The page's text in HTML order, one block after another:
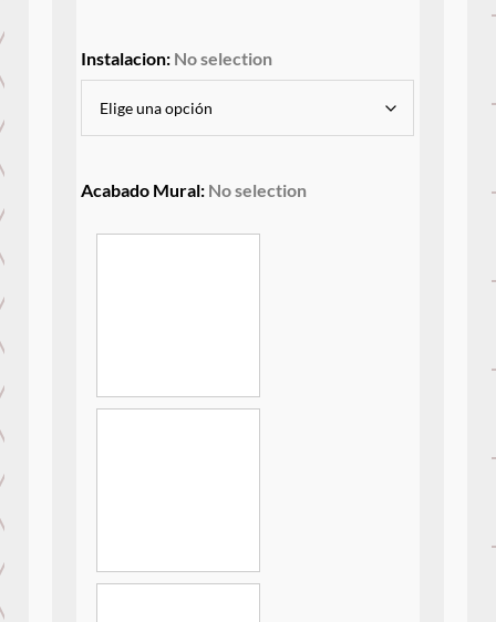
Instalacion: No selection
Acabado Mural: No selection